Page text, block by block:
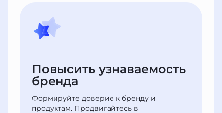
Повысить узнаваемость
бренда
Формируйте доверие к бренду и
продуктам. Продвигайтесь в